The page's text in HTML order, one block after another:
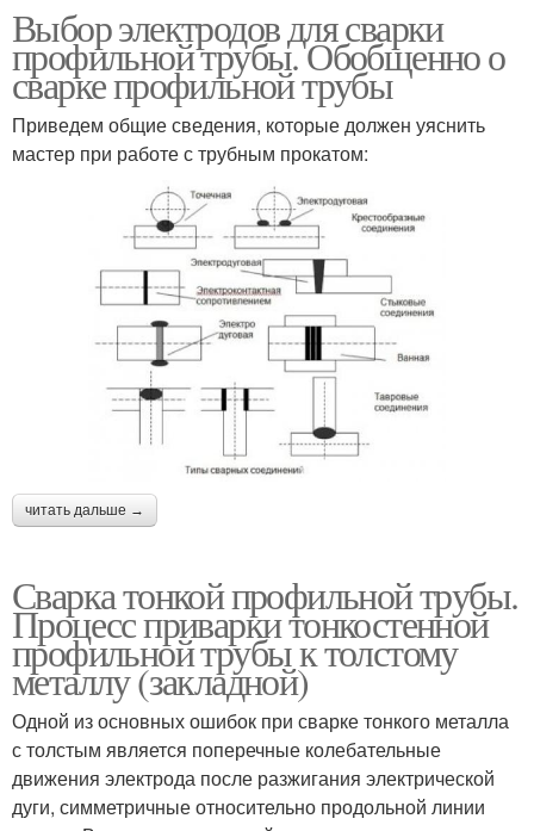
Выбор электродов для сварки
профильной трубы. Обобщенно о
сварке профильной трубы
Приведем общие сведения, которые должен уяснить
мастер при работе с трубным прокатом:
читать дальше →
Сварка тонкой профильной трубы.
Процесс приварки тонкостенной
профильной трубы к толстому
металлу (закладной)
Одной из основных ошибок при сварке тонкого металла
с толстым является поперечные колебательные
движения электрода после разжигания электрической
дуги, симметричные относительно продольной линии